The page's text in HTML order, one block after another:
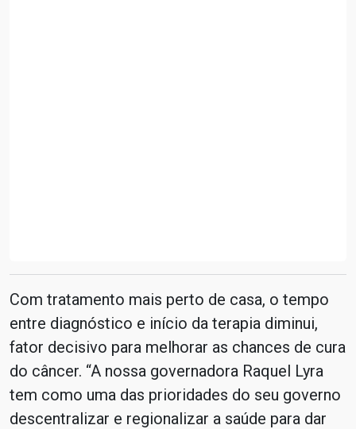
Com tratamento mais perto de casa, o tempo
entre diagnóstico e início da terapia diminui,
fator decisivo para melhorar as chances de cura
do câncer. “A nossa governadora Raquel Lyra
tem como uma das prioridades do seu governo
descentralizar e regionalizar a saúde para dar